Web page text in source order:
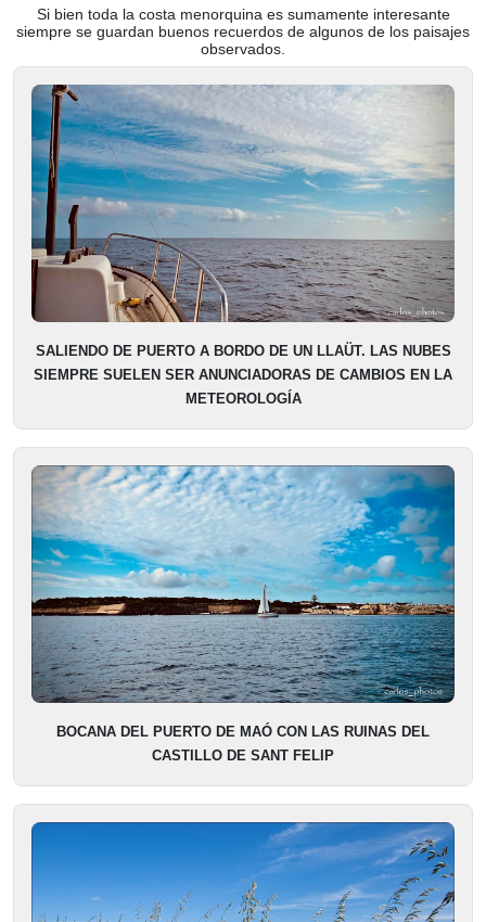
Si bien toda la costa menorquina es sumamente interesante
siempre se guardan buenos recuerdos de algunos de los paisajes
observados.
SALIENDO DE PUERTO A BORDO DE UN LLAÜT. LAS NUBES
SIEMPRE SUELEN SER ANUNCIADORAS DE CAMBIOS EN LA
METEOROLOGÍA
BOCANA DEL PUERTO DE MAÓ CON LAS RUINAS DEL
CASTILLO DE SANT FELIP